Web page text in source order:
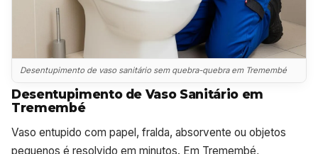
Desentupimento de vaso sanitário sem quebra-quebra em Tremembé
Desentupimento de Vaso Sanitário em
Tremembé
Vaso entupido com papel, fralda, absorvente ou objetos
pequenos é resolvido em minutos. Em Tremembé,